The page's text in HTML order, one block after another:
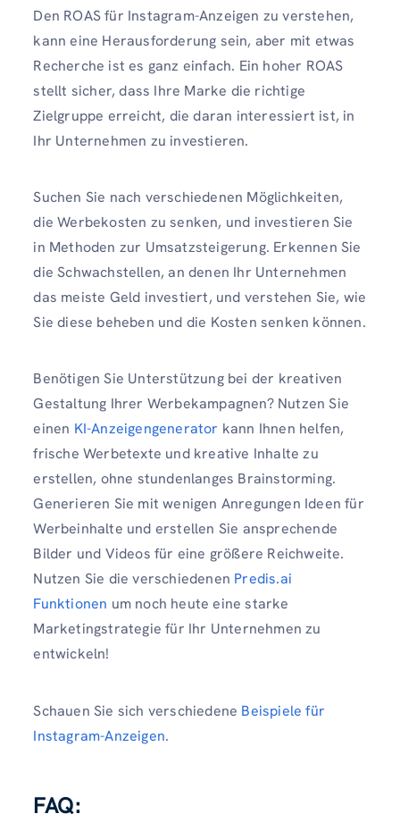
Den ROAS für Instagram-Anzeigen zu verstehen,
kann eine Herausforderung sein, aber mit etwas
Recherche ist es ganz einfach. Ein hoher ROAS
stellt sicher, dass Ihre Marke die richtige
Zielgruppe erreicht, die daran interessiert ist, in
Ihr Unternehmen zu investieren.
Suchen Sie nach verschiedenen Möglichkeiten,
die Werbekosten zu senken, und investieren Sie
in Methoden zur Umsatzsteigerung. Erkennen Sie
die Schwachstellen, an denen Ihr Unternehmen
das meiste Geld investiert, und verstehen Sie, wie
Sie diese beheben und die Kosten senken können.
Benötigen Sie Unterstützung bei der kreativen
Gestaltung Ihrer Werbekampagnen? Nutzen Sie
einen KI-Anzeigengenerator kann Ihnen helfen,
frische Werbetexte und kreative Inhalte zu
erstellen, ohne stundenlanges Brainstorming.
Generieren Sie mit wenigen Anregungen Ideen für
Werbeinhalte und erstellen Sie ansprechende
Bilder und Videos für eine größere Reichweite.
Nutzen Sie die verschiedenen Predis.ai
Funktionen um noch heute eine starke
Marketingstrategie für Ihr Unternehmen zu
entwickeln!
Schauen Sie sich verschiedene Beispiele für
Instagram-Anzeigen.
FAQ: